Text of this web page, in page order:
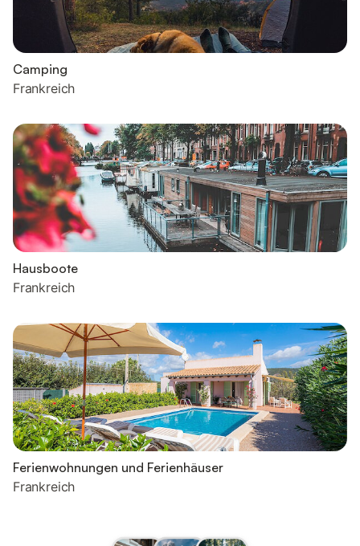
Camping
Frankreich
Hausboote
Frankreich
Ferienwohnungen und Ferienhäuser
Frankreich